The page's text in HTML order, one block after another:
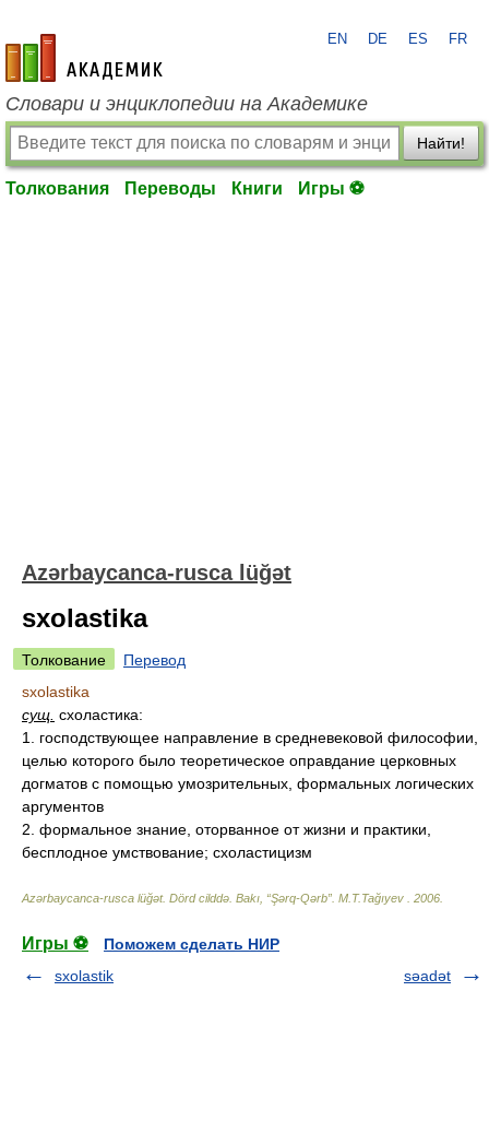
academic.ru
EN DE ES FR
Словари и энциклопедии на Академике
Найти!
Толкования Переводы Книги Игры ⚽
Azərbaycanca-rusca lüğət
sxolastika
Толкование
Перевод
sxolastika
сущ. схоластика:
1. господствующее направление в средневековой философии,
целью которого было теоретическое оправдание церковных
догматов с помощью умозрительных, формальных логических
аргументов
2. формальное знание, оторванное от жизни и практики,
бесплодное умствование; схоластицизм
Azərbaycanca-rusca lüğət. Dörd cilddə. Bakı, “Şərq-Qərb” M.T.Tağıyev 2006
Игры ⚽
Поможем сделать НИР
sxolastik
səadət